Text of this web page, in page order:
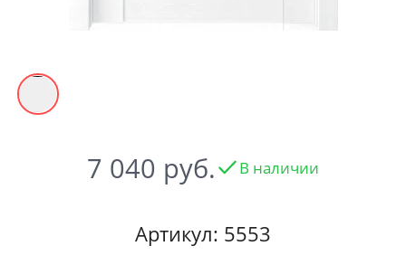
7 040 В наличии
Артикул: 5553